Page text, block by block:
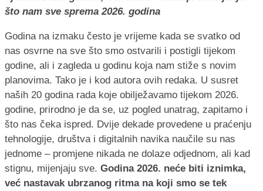
što nam sve sprema 2026. godina
Godina na izmaku često je vrijeme kada se svatko od
nas osvrne na sve što smo ostvarili i postigli tijekom
godine, ali i zagleda u godinu koja nam stiže s novim
planovima. Tako je i kod autora ovih redaka. U susret
naših 20 godina rada koje obilježavamo tijekom 2026.
godine, prirodno je da se, uz pogled unatrag, zapitamo i
što nas čeka ispred. Dvije dekade provedene u praćenju
tehnologije, društva i digitalnih navika naučile su nas
jednome – promjene nikada ne dolaze odjednom, ali kad
stignu, mijenjaju sve. Godina 2026. neće biti iznimka,
već nastavak ubrzanog ritma na koji smo se tek